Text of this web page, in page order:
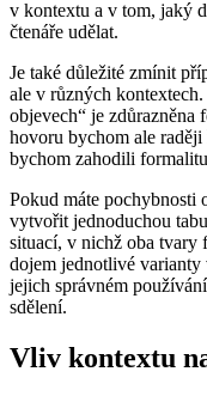
v kontextu a v tom, jaký
čtenáře udělat.
Je také důležité zmínit
ale v různých
objevech“ je zdůrazněna
hovoru bychom ale
bychom zahodili
Pokud máte pochybnosti
vytvořit jednoduchou
situací, v nichž oba tvary
dojem jednotlivé
jejich správném
sdělení.
Vliv kontextu